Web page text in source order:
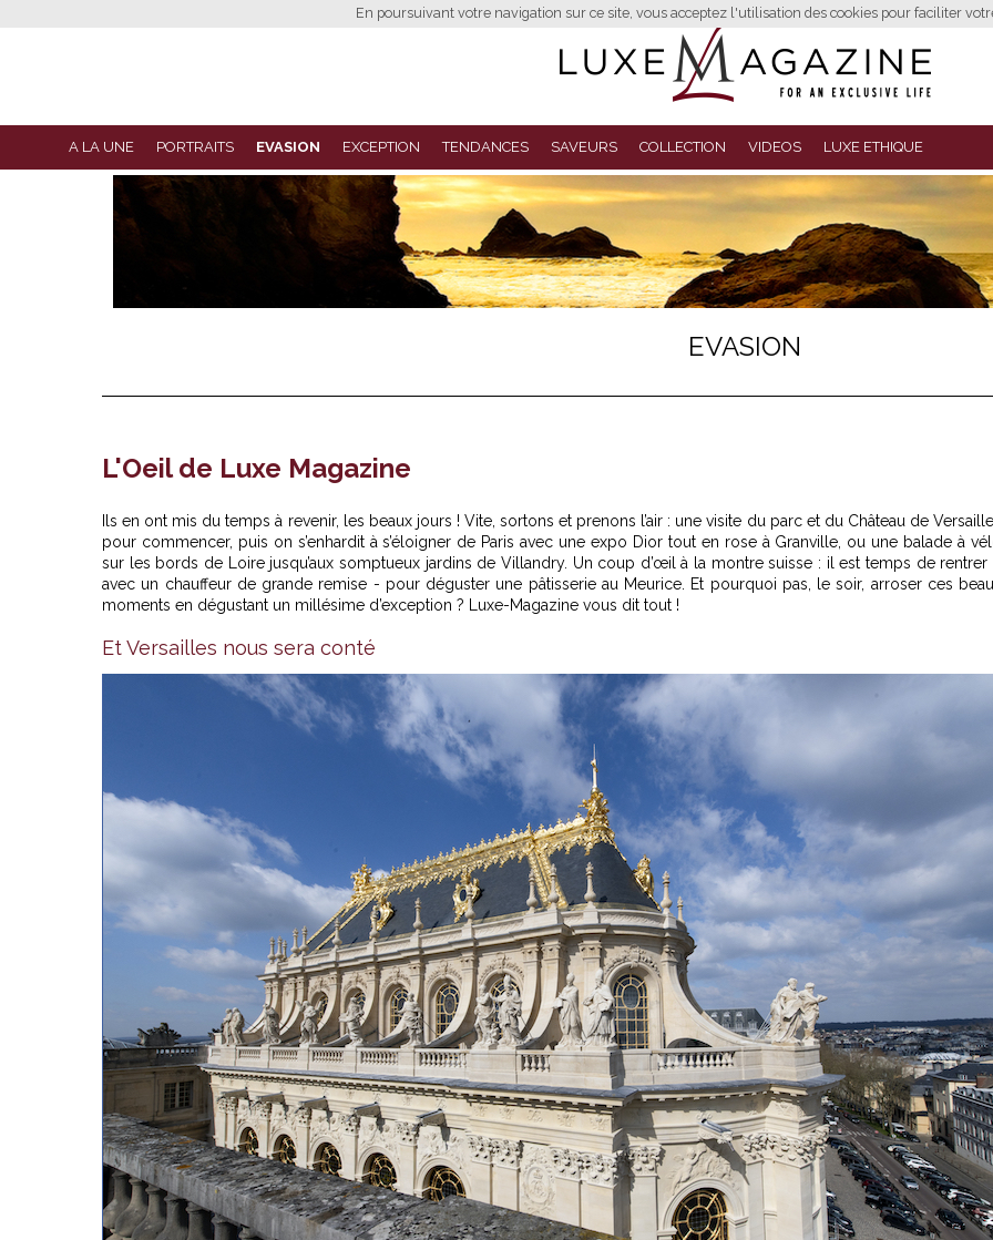
En poursuivant votre navigation sur ce site, vous acceptez l'utilisation des cookies pour faciliter
A LA UNE PORTRAITS EVASION EXCEPTION TENDANCES SAVEURS COLLECTION VIDEOS LUXE ETHIQUE
EVASION
L'Oeil de Luxe Magazine
Ils en ont mis du temps à revenir, les beaux jours ! Vite, sortons et prenons l’air : une visite du parc et du Château de
pour commencer, puis on s’enhardit à s’éloigner de Paris avec une expo Dior tout en rose à Granville, ou une balade à
sur les bords de Loire jusqu’aux somptueux jardins de Villandry. Un coup d’œil à la montre suisse : il est temps de rentrer
avec un chauffeur de grande remise - pour déguster une pâtisserie au Meurice. Et pourquoi pas, le soir, arroser ces
moments en dégustant un millésime d’exception ? Luxe-Magazine vous dit tout !
Et Versailles nous sera conté